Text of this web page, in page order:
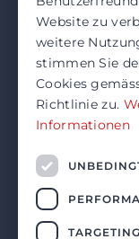
Impressum
Website zu
weitere
stimmen Sie
Cookies
Richtlinie zu.
Informationen
TARGETING